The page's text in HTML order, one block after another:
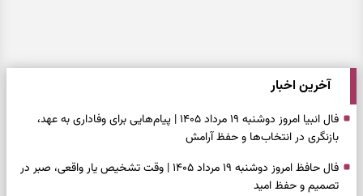
آخرین اخبار
فال انبیا امروز دوشنبه ۱۹ مرداد ۱۴۰۵ | پیام‌هایی برای وفاداری به عهد،
بازنگری در انتخاب‌ها و حفظ آرامش
فال حافظ امروز دوشنبه ۱۹ مرداد ۱۴۰۵ | وقت تشخیص یار واقعی، صبر در
تصمیم و حفظ امید